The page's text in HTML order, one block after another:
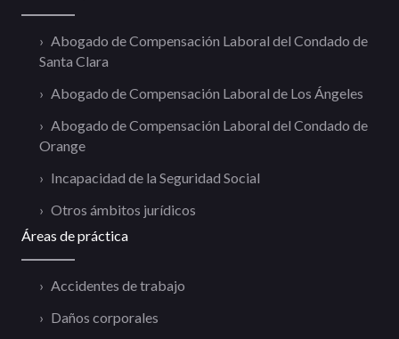
Abogado de Compensación Laboral del Condado de
Santa Clara
Abogado de Compensación Laboral de Los Ángeles
Abogado de Compensación Laboral del Condado de
Orange
Incapacidad de la Seguridad Social
Otros ámbitos jurídicos
Áreas de práctica
Accidentes de trabajo
Daños corporales